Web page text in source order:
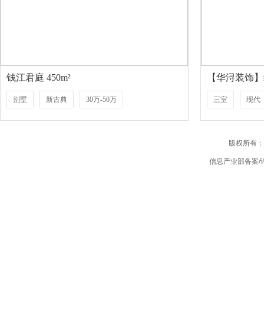
钱江君庭 450m²
别墅 新古典 30万-50万
【华浔装饰
三室 现代
版权所有
信息产业部备案/